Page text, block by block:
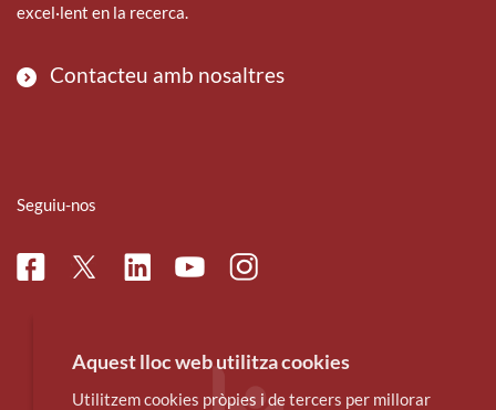
excel·lent en la recerca.
Contacteu amb nosaltres
Seguiu-nos
FacebookTwitterLinkedinYoutubeInstagram
Aquest lloc web utilitza cookies
Utilitzem cookies pròpies i de tercers per millorar